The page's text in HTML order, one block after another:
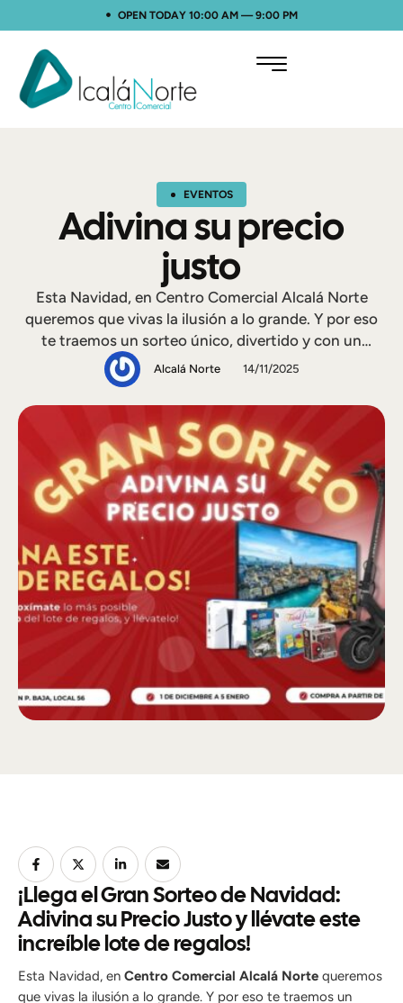
OPEN TODAY 10:00 AM — 9:00 PM
EVENTOS
Adivina su precio
justo
Esta Navidad, en Centro Comercial Alcalá Norte
queremos que vivas la ilusión a lo grande. Y por eso
te traemos un sorteo único, divertido y con un
premio espectacular: ¡un lote gigante de regalos
valorado en cientos de euros que puede ser tuyo!
Alcalá Norte 14/11/2025
¡Llega el Gran Sorteo de Navidad:
Adivina su Precio Justo y llévate este
increíble lote de regalos!
Esta Navidad, en Centro Comercial Alcalá Norte queremos
que vivas la ilusión a lo grande. Y por eso te traemos un